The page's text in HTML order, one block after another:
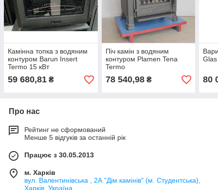
Камінна топка з водяним
контуром Barun Insert
Termo 15 кВт
59 680,81 ₴
Піч камін з водяним
контуром Plamen Tena
Termo
78 540,98₴
Glas
80
Про нас
Рейтинг не сформований
Менше 5 відгуків за останній рік
Працює з 30.05.2013
м. Харків
вул. Валентинівська , 2А "Дім камінів" (м. Студентська),
Харків, Україна